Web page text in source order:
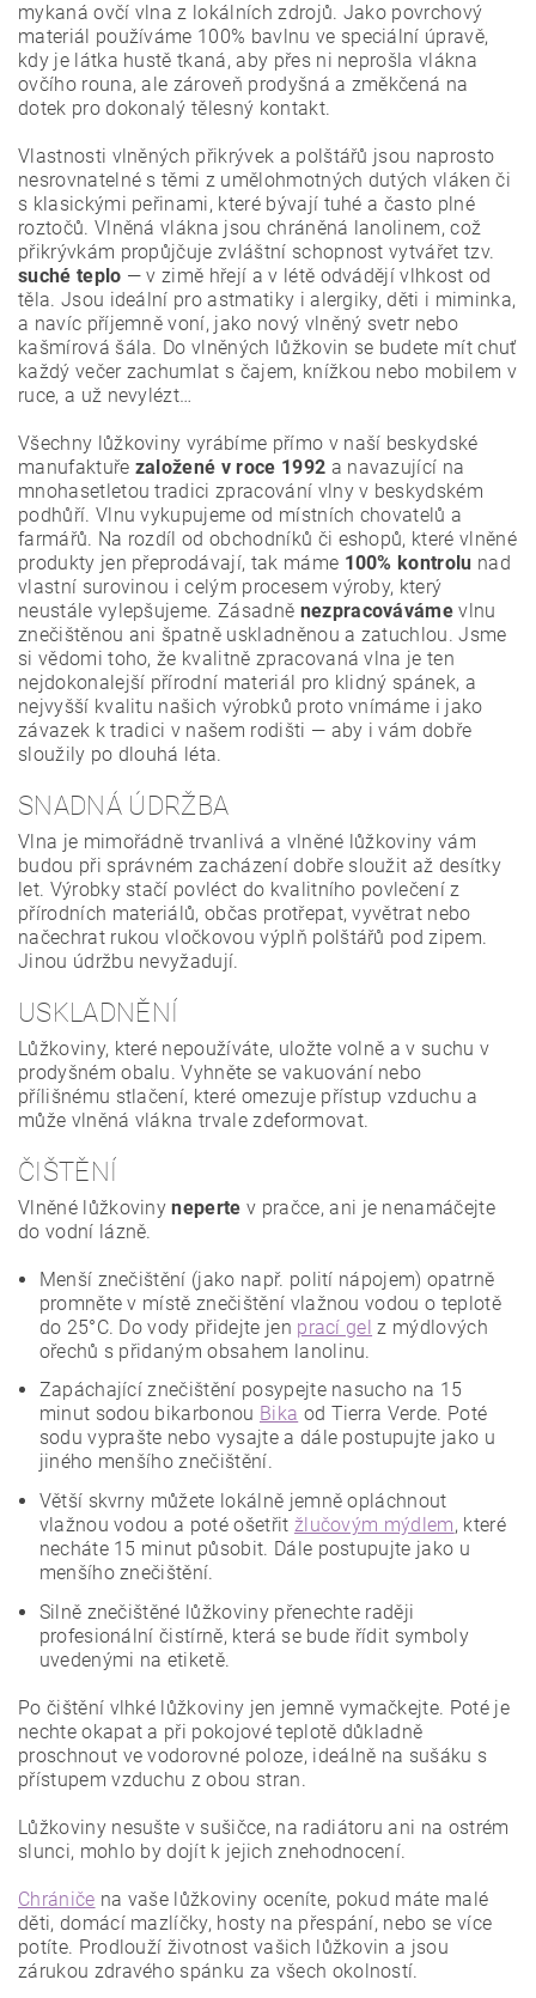
mykaná ovčí vlna z lokálních zdrojů. Jako povrchový
materiál používáme 100% bavlnu ve speciální úpravě,
kdy je látka hustě tkaná, aby přes ni neprošla vlákna
ovčího rouna, ale zároveň prodyšná a změkčená na
dotek pro dokonalý tělesný kontakt.
Vlastnosti vlněných přikrývek a polštářů jsou naprosto
nesrovnatelné s těmi z umělohmotných dutých vláken či
s klasickými peřinami, které bývají tuhé a často plné
roztočů. Vlněná vlákna jsou chráněná lanolinem, což
přikrývkám propůjčuje zvláštní schopnost vytvářet tzv.
suché teplo — v zimě hřejí a v létě odvádějí vlhkost od
těla. Jsou ideální pro astmatiky i alergiky, děti i miminka,
a navíc příjemně voní, jako nový vlněný svetr nebo
kašmírová šála. Do vlněných lůžkovin se budete mít chuť
každý večer zachumlat s čajem, knížkou nebo mobilem v
ruce, a už nevylézt…
Všechny lůžkoviny vyrábíme přímo v naší beskydské
manufaktuře založené v roce 1992 a navazující na
mnohasetletou tradici zpracování vlny v beskydském
podhůří. Vlnu vykupujeme od místních chovatelů a
farmářů. Na rozdíl od obchodníků či eshopů, které vlněné
produkty jen přeprodávají, tak máme 100% kontrolu nad
vlastní surovinou i celým procesem výroby, který
neustále vylepšujeme. Zásadně nezpracováváme vlnu
znečištěnou ani špatně uskladněnou a zatuchlou. Jsme
si vědomi toho, že kvalitně zpracovaná vlna je ten
nejdokonalejší přírodní materiál pro klidný spánek, a
nejvyšší kvalitu našich výrobků proto vnímáme i jako
závazek k tradici v našem rodišti — aby i vám dobře
sloužily po dlouhá léta.
SNADNÁ ÚDRŽBA
Vlna je mimořádně trvanlivá a vlněné lůžkoviny vám
budou při správném zacházení dobře sloužit až desítky
let. Výrobky stačí povléct do kvalitního povlečení z
přírodních materiálů, občas protřepat, vyvětrat nebo
načechrat rukou vločkovou výplň polštářů pod zipem.
Jinou údržbu nevyžadují.
USKLADNĚNÍ
Lůžkoviny, které nepoužíváte, uložte volně a v suchu v
prodyšném obalu. Vyhněte se vakuování nebo
přílišnému stlačení, které omezuje přístup vzduchu a
může vlněná vlákna trvale zdeformovat.
ČIŠTĚNÍ
Vlněné lůžkovinyneperte v pračce, ani je nenamáčejte
do vodní lázně.
Menší znečištění (jako např. polití nápojem) opatrně
promněte v místě znečištění vlažnou vodou o teplotě
do 25°C. Do vody přidejte jen prací gel z mýdlových
ořechů s přidaným obsahem lanolinu.
Zapáchající znečištění posypejte nasucho na 15
minut sodou bikarbonou Bika od Tierra Verde. Poté
sodu vyprašte nebo vysajte a dále postupujte jako u
jiného menšího znečištění.
Větší skvrny můžete lokálně jemně opláchnout
vlažnou vodou a poté ošetřit žlučovým mýdlem, které
necháte 15 minut působit. Dále postupujte jako u
menšího znečištění.
Silně znečištěné lůžkoviny přenechte raději
profesionální čistírně, která se bude řídit symboly
uvedenými na etiketě.
Po čištění vlhké lůžkoviny jen jemně vymačkejte. Poté je
nechte okapat a při pokojové teplotě důkladně
proschnout ve vodorovné poloze, ideálně na sušáku s
přístupem vzduchu z obou stran.
Lůžkoviny nesušte v sušičce, na radiátoru ani na ostrém
slunci, mohlo by dojít k jejich znehodnocení.
Chrániče na vaše lůžkoviny oceníte, pokud máte malé
děti, domácí mazlíčky, hosty na přespání, nebo se více
potíte. Prodlouží životnost vašich lůžkovin a jsou
zárukou zdravého spánku za všech okolností.